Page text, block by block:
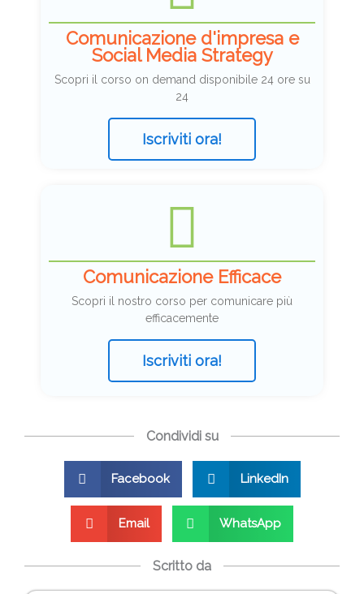
Comunicazione d'impresa e
Social Media Strategy
Scopri il corso on demand disponibile 24 ore su
24
Iscriviti ora!
Comunicazione Efficace
Scopri il nostro corso per comunicare più
efficacemente
Iscriviti ora!
Condividi su
Facebook LinkedIn
Email WhatsApp
Scritto da